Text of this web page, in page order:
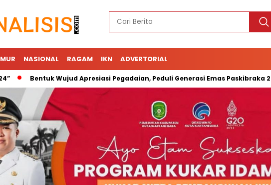
NASIONAL RAGAM IKN ADVERTORIAL
Bentuk Wujud Apresiasi Pegadaian, Peduli Generasi Emas Paskibraka 2023